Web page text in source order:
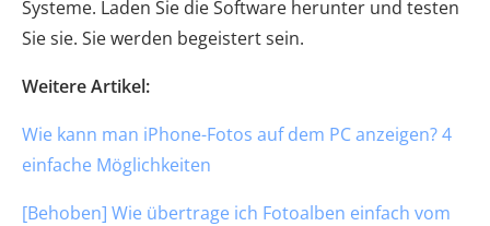
Systeme. Laden Sie die Software herunter und testen
Sie sie. Sie werden begeistert sein.
Weitere Artikel:
Wie kann man iPhone-Fotos auf dem PC anzeigen? 4
einfache Möglichkeiten
[Behoben] Wie übertrage ich Fotoalben einfach vom